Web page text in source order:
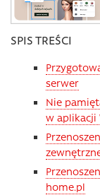
SPIS TREŚCI
serwer
Nie
w aplikacji
home.pl